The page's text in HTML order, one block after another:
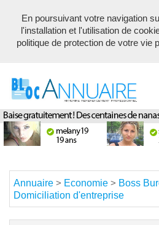
Annuaire référencement pour les
description unique de votre fiche pour
pour les moteurs de recherche
Annuaire > Economie > Boss
Domiciliation d'entreprise
En poursuivant votre navigation
l'installation et l'utilisation de
politique de protection de votre vie